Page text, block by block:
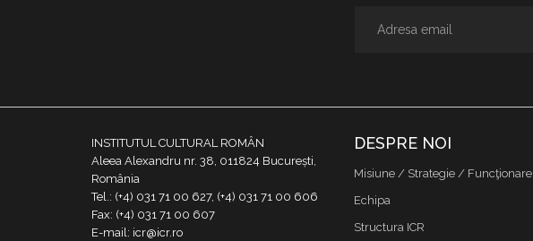
INSTITUTUL CULTURAL ROMÂN
Aleea Alexandru nr. 38, 011824 București,
România
Tel.: (+4) 031 71 00 627, (+4) 031 71 00 606
Fax: (+4) 031 71 00 607
E-mail: icr@icr.ro
DESPRE NOI
Misiune / Strategie / Funcţionare
Echipa
Structura ICR